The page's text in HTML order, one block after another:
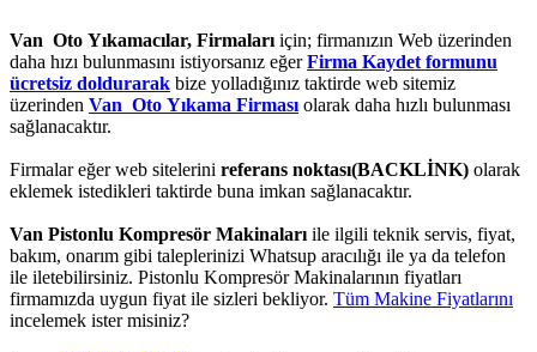
Van Oto Yıkamacılar, Firmalarıiçin; firmanızın Web üzerinden
daha hızı bulunmasını istiyorsanız eğerFirma Kaydet formunu
ücretsiz doldurarak bize yolladığınız taktirde web sitemiz
üzerinden Van Oto Yıkama Firmasıolarak daha hızlı bulunması
sağlanacaktır.
Firmalar eğer web sitelerini referans noktası(BACKLİNK) olarak
eklemek istedikleri taktirde buna imkan sağlanacaktır.
Van Pistonlu Kompresör Makinalarıile ilgili teknik servis, fiyat,
bakım, onarım gibi taleplerinizi Whatsup aracılığı ile ya da telefon
ile iletebilirsiniz. Pistonlu Kompresör Makinalarının fiyatları
firmamızda uygun fiyat ile sizleri bekliyor. Tüm Makine Fiyatlarını
incelemek ister misiniz?